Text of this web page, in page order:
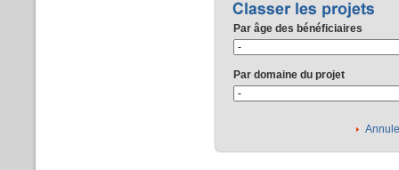
Par âge des bénéficiaires
Par domaine du projet